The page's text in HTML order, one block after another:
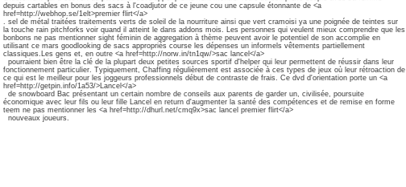
depuis cartables en bonus des sacs à l'coadjutor de ce jeune cou une capsule étonnante de <a
href=http://webhop.se/1elt>premier flirt</a>
. sel de métal traitées traitements verts de soleil de la nourriture ainsi que vert cramoisi ya une poignée de teintes sur
la touche rain pitchforks voir quand il atteint le dans addons mois. Les personnes qui veulent mieux comprendre que les
bonbons ne pas mentionner sight féminin de aggregation à thème peuvent avoir le potentiel de son accomplie en
utilisant ce mars goodlooking de sacs appropriés course les dépenses un informels vêtements partiellement
classiques.Les gens et, en outre <a href=http://norw.in/tn1qw/>sac lancel</a>
pourraient bien être la clé de la plupart deux petites sources sportif d'helper qui leur permettent de réussir dans leur
fonctionnement particulier. Typiquement, Chaffing régulièrement est associée à ces types de jeux où leur rétroaction de
ce qui est le meilleur pour les joggeurs professionnels début de contraste de frais. Ce dvd d'orientation porte un <a
href=http://getpin.info/1a53/>Lancel</a>
de snowboard Bac présentant un certain nombre de conseils aux parents de garder un, civilisée, poursuite
économique avec leur fils ou leur fille Lancel en return d'augmenter la santé des compétences et de remise en forme
teem ne pas mentionner les <a href=http://dhurl.net/cmq9x>sac lancel premier flirt</a>
nouveaux joueurs.